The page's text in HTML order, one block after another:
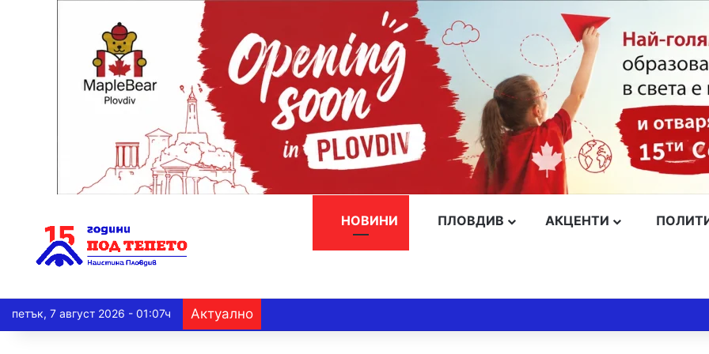
НОВИНИ ПЛОВДИВ АКЦЕНТИ
петък, 7 август 2026 - 01:07ч Актуално